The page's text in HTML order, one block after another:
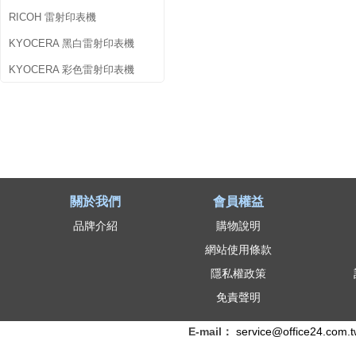
RICOH 雷射印表機
KYOCERA 黑白雷射印表機
KYOCERA 彩色雷射印表機
關於我們
品牌介紹
會員權益
購物說明
網站使用條款
隱私權政策
免責聲明
E-mail：